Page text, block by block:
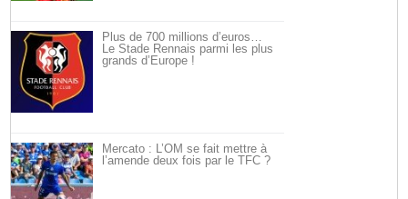
Plus de 700 millions d’euros…
Le Stade Rennais parmi les plus
grands d’Europe !
Mercato : L’OM se fait mettre à
l’amende deux fois par le TFC ?